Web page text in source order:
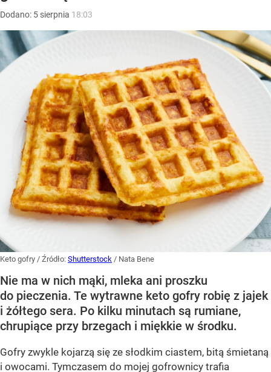
Dodano: 5 sierpnia 18:03
Keto gofry / Źródło: Shutterstock / Nata Bene
Nie ma w nich mąki, mleka ani proszku
do pieczenia. Te wytrawne keto gofry robię z jajek
i żółtego sera. Po kilku minutach są rumiane,
chrupiące przy brzegach i miękkie w środku.
Gofry zwykle kojarzą się ze słodkim ciastem, bitą śmietaną
i owocami. Tymczasem do mojej gofrownicy trafia